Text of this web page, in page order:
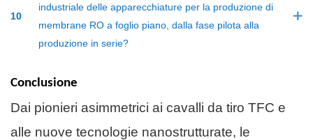
10
industriale delle apparecchiature per la produzione di
membrane RO a foglio piano, dalla fase pilota alla
produzione in serie?
Conclusione
Dai pionieri asimmetrici ai cavalli da tiro TFC e
alle nuove tecnologie nanostrutturate, le